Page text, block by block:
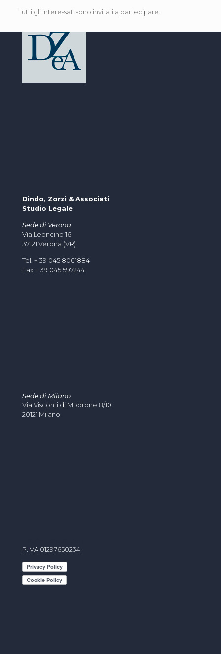
Tutti gli interessati sono invitati a partecipare.
Dindo, Zorzi & Associati
Studio Legale
Sede di Verona
Via Leoncino 16
37121 Verona (VR)
Tel. + 39 045 8001884
Fax + 39 045 597244
Sede di Milano
Via Visconti di Modrone 8/10
20121 Milano
P.IVA 01297650234